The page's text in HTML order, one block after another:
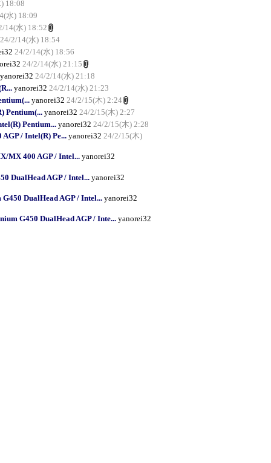
18:08
水) 18:09
14(水) 18:52
24/2/14(水) 18:54
24/2/14(水) 18:56
24/2/14(水) 21:15
yanorei32 24/2/14(水) 21:18
yanorei32 24/2/14(水) 21:23
yanorei32 24/2/15(木) 2:24
Pentium(... yanorei32 24/2/15(木) 2:27
Pentium... yanorei32 24/2/15(木) 2:28
/ Intel(R) Pe... yanorei32 24/2/15(木)
MX 400 AGP / Intel... yanorei32
DualHead AGP / Intel... yanorei32
DualHead AGP / Intel... yanorei32
G450 DualHead AGP / Inte... yanorei32